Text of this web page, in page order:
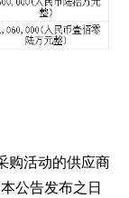
购活动的供应商
公告发布之日